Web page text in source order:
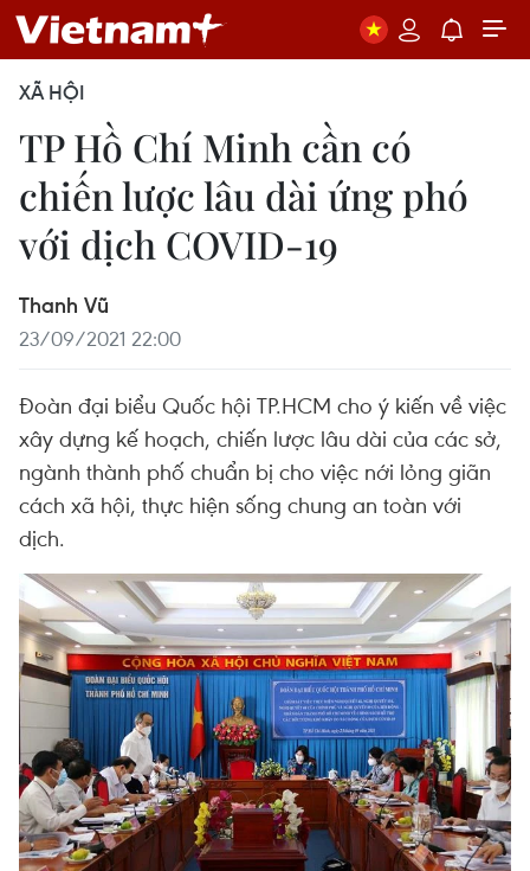
XÃ HỘI
TP Hồ Chí Minh cần có
chiến lược lâu dài ứng phó
với dịch COVID-19
Thanh Vũ
23/09/2021 22:00
Đoàn đại biểu Quốc hội TP.HCM cho ý kiến về việc
xây dựng kế hoạch, chiến lược lâu dài của các sở,
ngành thành phố chuẩn bị cho việc nới lỏng giãn
cách xã hội, thực hiện sống chung an toàn với
dịch.